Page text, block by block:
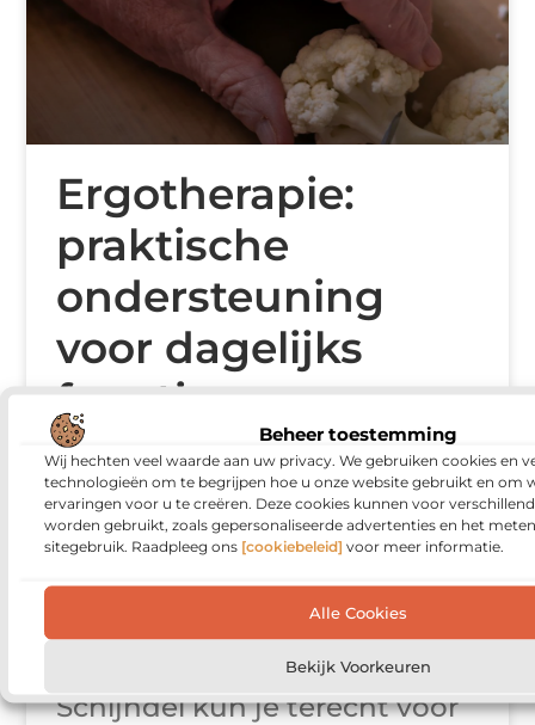
Beheer toestemming
Wij hechten veel waarde aan uw privacy. We gebruiken cookies en
technologieën om te begrijpen hoe u onze website gebruikt en om
ervaringen voor u te creëren. Deze cookies kunnen voor
worden gebruikt, zoals gepersonaliseerde advertenties en het
sitegebruik. Raadpleeg ons [cookiebeleid] voor meer informatie.
Alle Cookies
Bekijk Voorkeuren
Ergotherapie:
praktische
ondersteuning
voor dagelijks
functioneren
Wanneer lichamelijke
klachten of beperkingen
invloed hebben op je
dagelijkse activiteiten, kan
ergotherapie een belangrijke
rol spelen. Bij fysiotherapie
Schijndel kun je terecht voor